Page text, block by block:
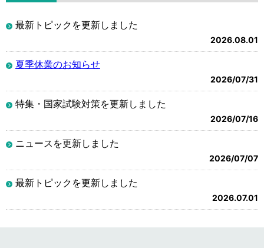
最新トピックを更新しました
2026.08.01
夏季休業のお知らせ
2026/07/31
特集・国家試験対策を更新しました
2026/07/16
ニュースを更新しました
2026/07/07
最新トピックを更新しました
2026.07.01